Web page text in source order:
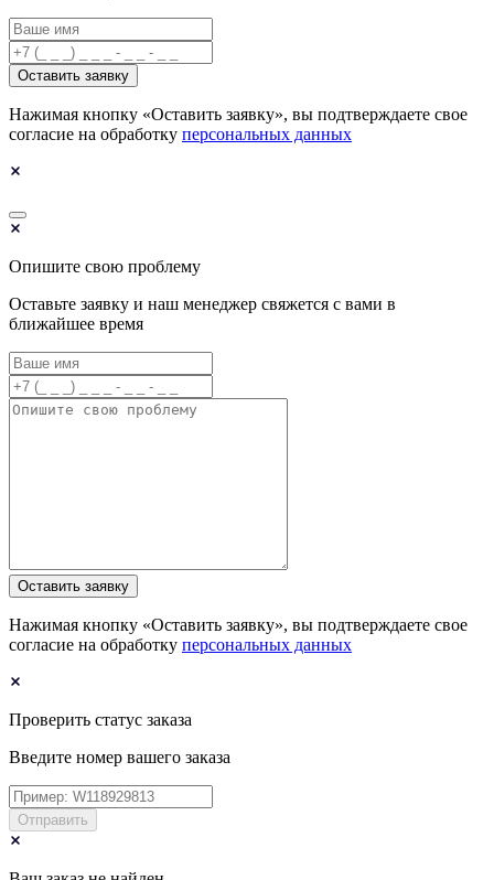
Оставить заявку
Нажимая кнопку «Оставить заявку», вы подтверждаете свое
согласие на обработку персональных данных
Опишите свою проблему
Оставьте заявку и наш менеджер свяжется с вами в
ближайшее время
Оставить заявку
Нажимая кнопку «Оставить заявку», вы подтверждаете свое
согласие на обработку персональных данных
Проверить статус заказа
Введите номер вашего заказа
Отправить